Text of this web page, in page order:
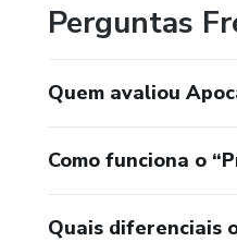
Perguntas
Quem avaliou
Como funciona o
Quais diferenciais